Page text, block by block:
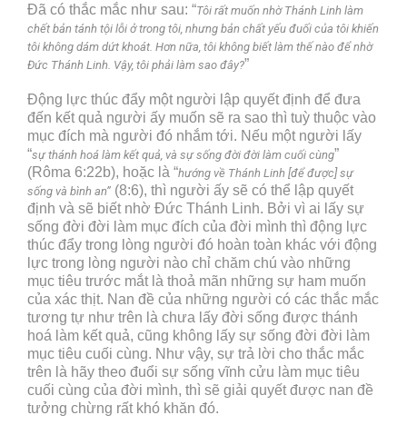
Đã có thắc mắc như sau: “Tôi rất muốn nhờ Thánh Linh làm
chết bản tánh tội lỗi ở trong tôi, nhưng bản chất yếu đuối của tôi khiến
tôi không dám dứt khoát. Hơn nữa, tôi không biết làm thế nào để nhờ
Đức Thánh Linh. Vậy, tôi phải làm sao đây?”
Động lực thúc đẩy một người lập quyết định để đưa
đến kết quả người ấy muốn sẽ ra sao thì tuỳ thuộc vào
mục đích mà người đó nhắm tới. Nếu một người lấy
“sự thánh hoá làm kết quả, và sự sống đời đời làm cuối cùng”
(Rôma 6:22b), hoặc là “hướng về Thánh Linh [để được] sự
sống và bình an” (8:6), thì người ấy sẽ có thể lập quyết
định và sẽ biết nhờ Đức Thánh Linh. Bởi vì ai lấy sự
sống đời đời làm mục đích của đời mình thì động lực
thúc đẩy trong lòng người đó hoàn toàn khác với động
lực trong lòng người nào chỉ chăm chú vào những
mục tiêu trước mắt là thoả mãn những sự ham muốn
của xác thịt. Nan đề của những người có các thắc mắc
tương tự như trên là chưa lấy đời sống được thánh
hoá làm kết quả, cũng không lấy sự sống đời đời làm
mục tiêu cuối cùng. Như vậy, sự trả lời cho thắc mắc
trên là hãy theo đuổi sự sống vĩnh cửu làm mục tiêu
cuối cùng của đời mình, thì sẽ giải quyết được nan đề
tưởng chừng rất khó khăn đó.